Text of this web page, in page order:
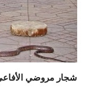
شجار مروضي